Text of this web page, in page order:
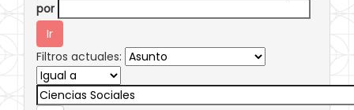
por
Filtros actuales: